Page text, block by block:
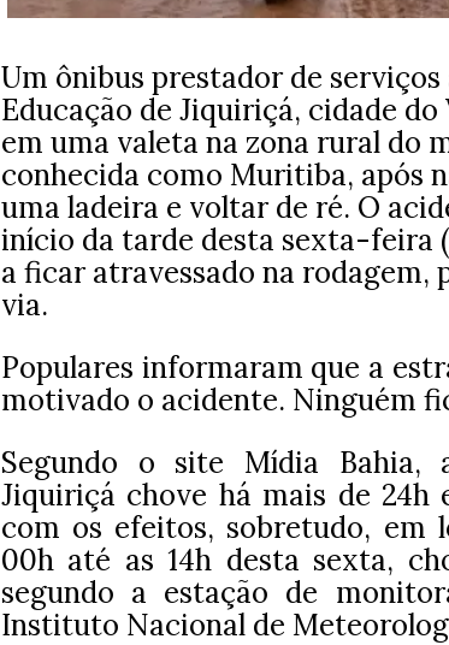
Um ônibus prestador de
Educação de Jiquiriçá, cidade
em uma valeta na zona rural do
conhecida como Muritiba, após
uma ladeira e voltar de ré. O
início da tarde desta sexta-feira
a ficar atravessado na rodagem,
via.
Populares informaram que a
motivado o acidente. Ninguém
Segundo o site Mídia
Jiquiriçá chove há mais de 24h
com os efeitos, sobretudo, em
00h até as 14h desta sexta,
segundo a estação de
Instituto Nacional de